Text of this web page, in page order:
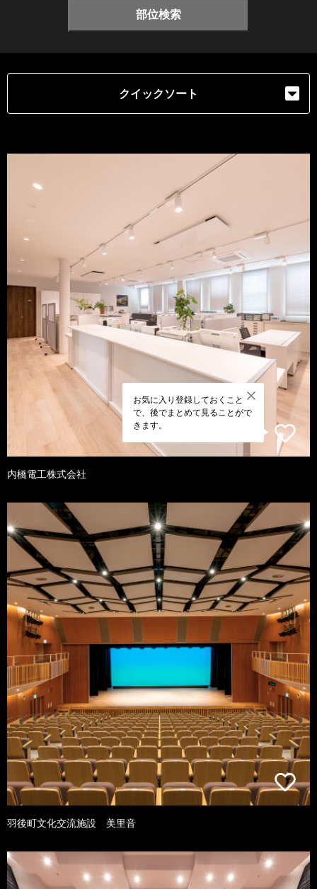
部位検索
クイックソート
お気に入り登録しておくこと
で、後でまとめて見ることがで
きます。
内橋電工株式会社
羽後町文化交流施設 美里音